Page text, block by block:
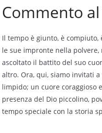
Commento
Il tempo è giunto, è compiuto,
le sue impronte nella
ascoltato il battito del suo
altro. Ora, qui, siamo invitati
limpido; un cuore coraggioso
presenza del Dio piccolino,
tempo speciale con la storia